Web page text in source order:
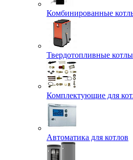
Комбинированные
Твердотопливные котлы
Комплектующие для
Автоматика для котлов